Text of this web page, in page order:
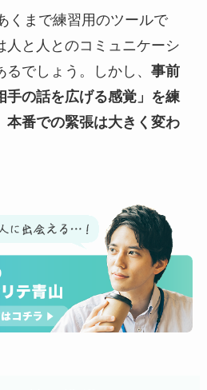
くまで練習用のツールで
人と人とのコミュニケーシ
でしょう。しかし、 事前
手の話を広げる感覚」を練
本番での緊張は大きく変わ